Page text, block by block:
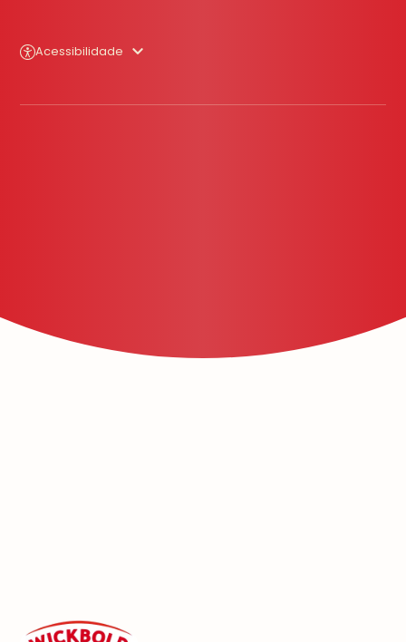
Acessibilidade